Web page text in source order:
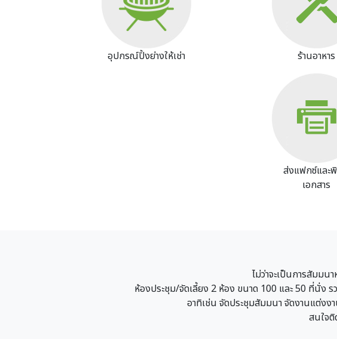
อุปกรณ์ปิ้งย่างให้เช่า ร้านอาหาร
ส่งแฟกซ์และ
เอกสาร
ไม่ว่าจะเป็นการสัมมน
ห้องประชุม/จัดเลี้ยง 2 ห้อง ขนาด 100 และ 50 ที่นั่ง ร
อาทิเช่น จัดประชุมสัมมนา จัดงานแต่งง
สนใจติ